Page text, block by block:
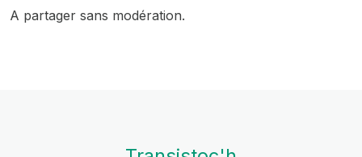
A partager sans modération.